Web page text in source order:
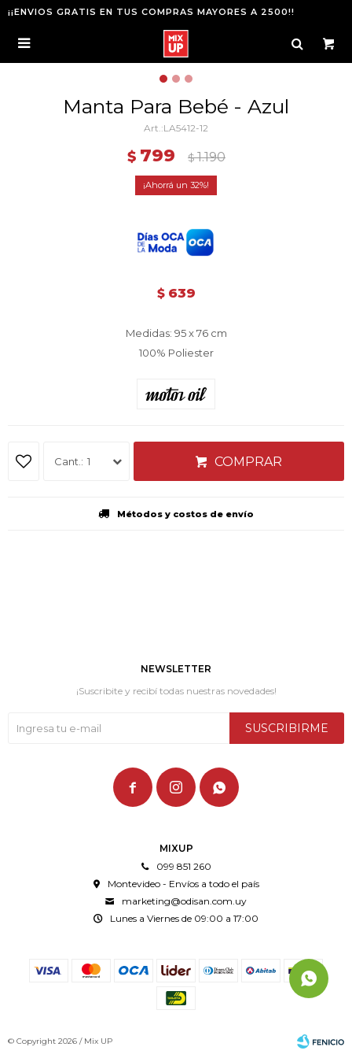
¡¡ENVIOS GRATIS EN TUS COMPRAS MAYORES A 2500!!

Manta Para Bebé - Azul
LA5412-12
$ 799 $ 1.190
32
$ 639
Medidas: 95 x 76 cm
100% Poliester
1 COMPRAR
Métodos y costos de envío
MIXUP
099 851 260
Montevideo - Envíos a todo el país
marketing@odisan.com.uy
Lunes a Viernes de 09:00 a 17:00
NEWSLETTER
¡Suscribite y recibí todas nuestras novedades!
SUSCRIBIRME
  
© Copyright 2026 / Mix UP